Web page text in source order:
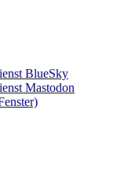
BlueSky
Mastodon